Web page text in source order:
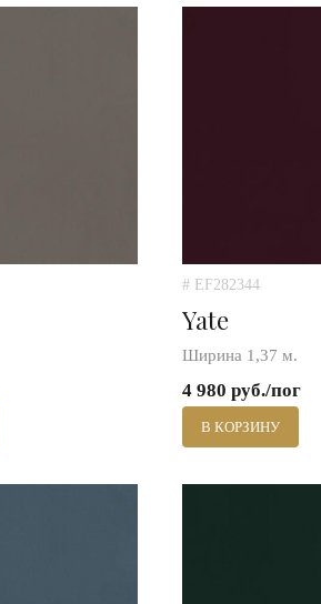
# EF282344
Yate
Ширина 1,37 м.
4 980 руб./пог
В КОРЗИНУ